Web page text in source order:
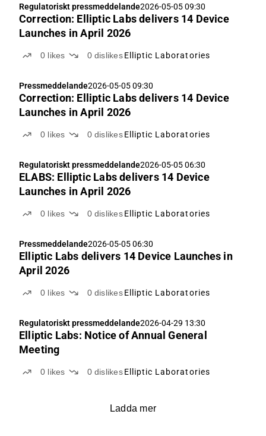
Regulatoriskt pressmeddelande2026-05-05 09:30
Correction: Elliptic Labs delivers 14 Device
Launches in April 2026
0 likes 0 dislikes Elliptic Laboratories
Pressmeddelande2026-05-05 09:30
Correction: Elliptic Labs delivers 14 Device
Launches in April 2026
0 likes 0 dislikes Elliptic Laboratories
Regulatoriskt pressmeddelande2026-05-05 06:30
ELABS: Elliptic Labs delivers 14 Device
Launches in April 2026
0 likes 0 dislikes Elliptic Laboratories
Pressmeddelande2026-05-05 06:30
Elliptic Labs delivers 14 Device Launches in
April 2026
0 likes 0 dislikes Elliptic Laboratories
Regulatoriskt pressmeddelande2026-04-29 13:30
Elliptic Labs: Notice of Annual General
Meeting
0 likes 0 dislikes Elliptic Laboratories
Ladda mer